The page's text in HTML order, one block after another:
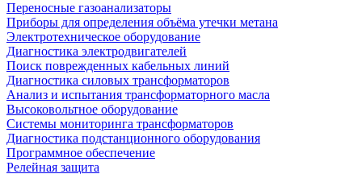
Переносные газоанализаторы
Приборы для определения объёма утечки метана
Электротехническое оборудование
Диагностика электродвигателей
Поиск поврежденных кабельных линий
Диагностика силовых трансформаторов
Анализ и испытания трансформаторного масла
Высоковольтное оборудование
Системы мониторинга трансформаторов
Диагностика подстанционного оборудования
Программное обеспечение
Релейная защита